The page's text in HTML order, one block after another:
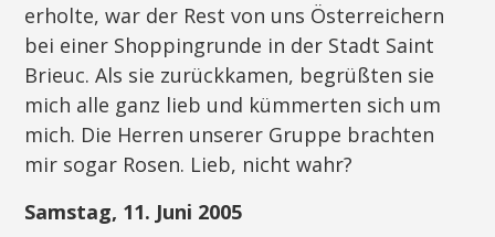
erholte, war der Rest von uns Österreichern
bei einer Shoppingrunde in der Stadt Saint
Brieuc. Als sie zurückkamen, begrüßten sie
mich alle ganz lieb und kümmerten sich um
mich. Die Herren unserer Gruppe brachten
mir sogar Rosen. Lieb, nicht wahr?
Samstag, 11. Juni 2005